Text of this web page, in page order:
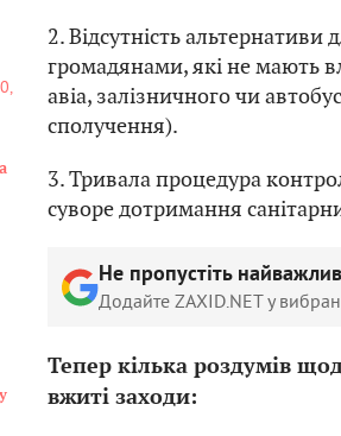
2. Відсутність
громадянами, які не мають
авіа, залізничного чи
сполучення).
3. Тривала процедура
суворе дотримання
Не пропустіть
Додайте ZAXID.NET у
Тепер кілька роздумів
вжиті заходи: